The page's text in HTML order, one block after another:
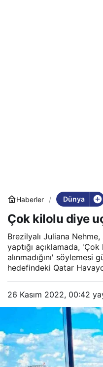
Haberler Dünya
Çok kilolu diye
Brezilyalı Juliana
yaptığı açıklamada,
alınmadığını' söylemesi
hedefindeki Qatar
26 Kasım 2022, 00:42